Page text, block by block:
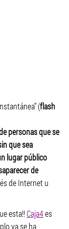
(flash
personas que se
que sea
lugar público
de
de Internet u
esta!!Caja4es
ya se ha